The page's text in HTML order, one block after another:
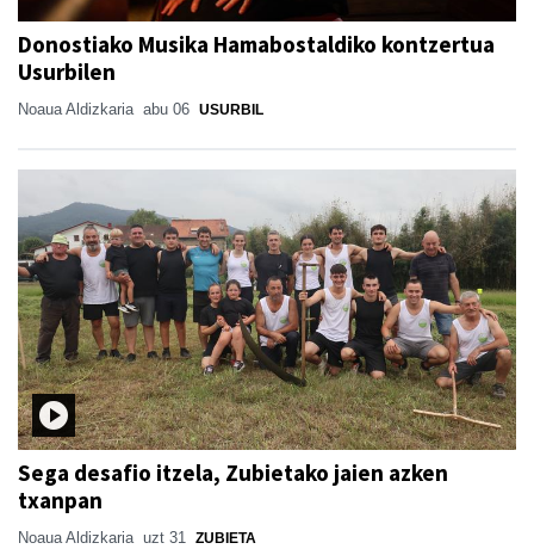
Donostiako Musika Hamabostaldiko kontzertua
Usurbilen
Noaua Aldizkaria abu 06 USURBIL
Sega desafio itzela, Zubietako jaien azken
txanpan
Noaua Aldizkaria uzt 31 ZUBIETA